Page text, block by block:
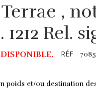
,
1212 Rel.
RÉF 7085
poids et/ou destination